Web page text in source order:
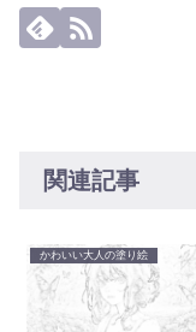
関連記事
かわいい大人の塗り絵